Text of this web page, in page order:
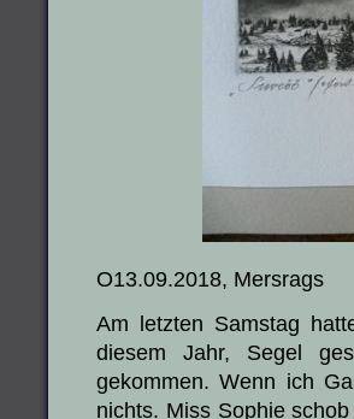
O13.09.2018, Mersrags
Am letzten Samstag
diesem Jahr, Segel
gekommen. Wenn ich
nichts. Miss Sophie